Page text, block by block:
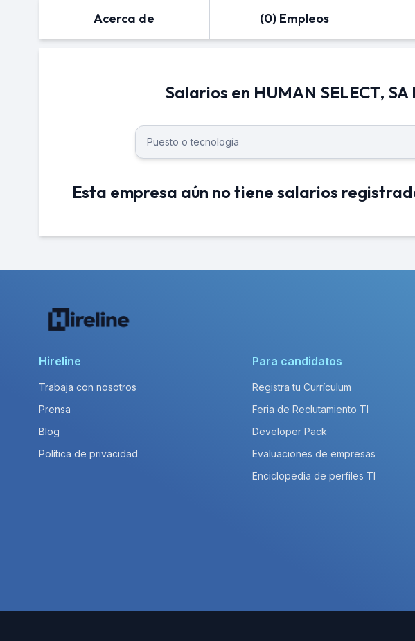
Acerca de (0) Empleos
Salarios en HUMAN SELECT, SA
Esta empresa aún no tiene salarios
Hireline
Trabaja con nosotros
Prensa
Blog
Política de privacidad
Para candidatos
Registra tu Currículum
Feria de Reclutamiento TI
Developer Pack
Evaluaciones de empresas
Enciclopedia de perfiles TI